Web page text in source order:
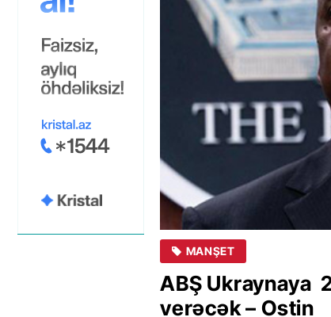
MANŞET
ABŞ Ukraynaya
verəcək – Ostin